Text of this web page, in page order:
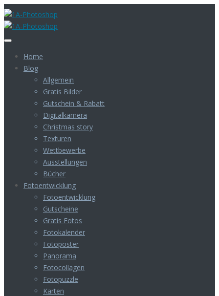
Home
Blog
Allgemein
Gratis Bilder
Gutschein & Rabatt
Digitalkamera
Christmas story
Texturen
Wettbewerbe
Ausstellungen
Bücher
Fotoentwicklung
Fotoentwicklung
Gutscheine
Gratis Fotos
Fotokalender
Fotoposter
Panorama
Fotocollagen
Fotopuzzle
Karten